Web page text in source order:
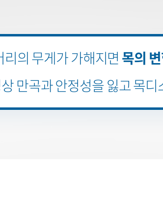
의 무게가 가해지면 목의
만곡과 안정성을 잃고 목